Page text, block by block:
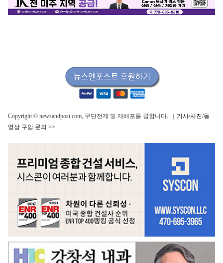
Copyright © newsandpost.com, 무단전제 및 재배포를 금합니다. | 기사/사진/동
영상 구입 문의 >>